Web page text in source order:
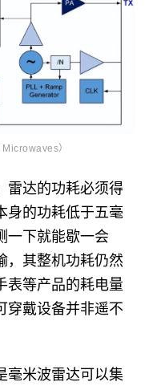
）
雷达的功耗必须得
身的功耗低于五毫
一下就能歇一会
，其整机功耗仍然
表等产品的耗电量
穿戴设备并非遥不
毫米波雷达可以集